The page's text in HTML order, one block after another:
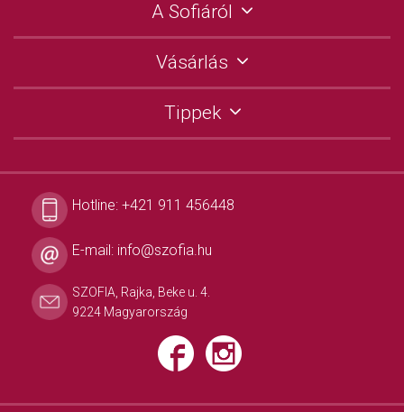
A Sofiáról
Vásárlás
Tippek
Hotline: +421 911 456448
E-mail: info@szofia.hu
SZOFIA, Rajka, Beke u. 4.
9224 Magyarország